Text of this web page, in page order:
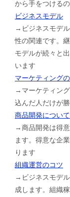
から手をつける
ビジネスモデル
→ビジネスモデ
性の関連です。
モデルが続々と
います
マーケティング
→マーケティン
込んだ人だけが
商品開発について
→商品開発は得
ます。得意な企
ります
組織運営のコツ
→ビジネスモデ
成します。組織